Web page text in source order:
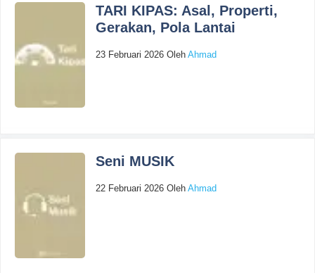
TARI KIPAS: Asal, Properti,
Gerakan, Pola Lantai
23 Februari 2026 Oleh Ahmad
Seni MUSIK
22 Februari 2026 Oleh Ahmad